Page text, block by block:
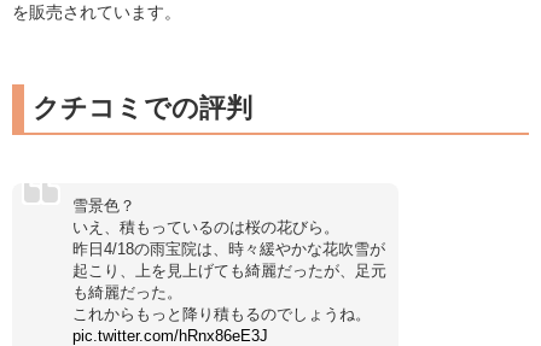
を販売されています。
クチコミでの評判
雪景色？
いえ、積もっているのは桜の花びら。
昨日4/18の雨宝院は、時々緩やかな花吹雪が
起こり、上を見上げても綺麗だったが、足元
も綺麗だった。
これからもっと降り積もるのでしょうね。
pic.twitter.com/hRnx86eE3J